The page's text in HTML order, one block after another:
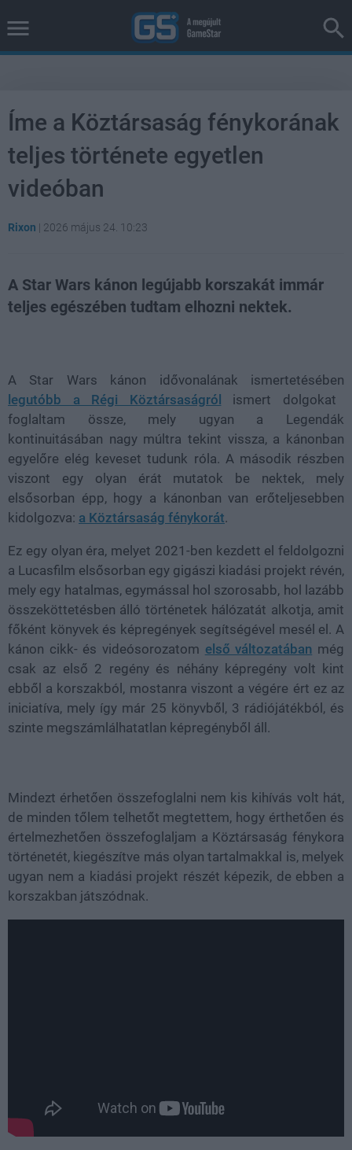
Íme a Köztársaság fénykorának
teljes története egyetlen
videóban
Rixon | 2026 május 24. 10:23
A Star Wars kánon legújabb korszakát immár
teljes egészében tudtam elhozni nektek.
A Star Wars kánon idővonalának ismertetésében
legutóbb a Régi Köztársaságról
ismert dolgokat
foglaltam össze, mely ugyan a Legendák
kontinuitásában nagy múltra tekint vissza, a kánonban
egyelőre elég keveset tudunk róla. A második részben
viszont egy olyan érát mutatok be nektek, mely
elsősorban épp, hogy a kánonban van erőteljesebben
kidolgozva: a Köztársaság fénykorát.
Ez egy olyan éra, melyet 2021-ben kezdett el feldolgozni
a Lucasfilm elsősorban egy gigászi kiadási projekt révén,
mely egy hatalmas, egymással hol szorosabb, hol lazább
összeköttetésben álló történetek hálózatát alkotja, amit
főként könyvek és képregények segítségével mesél el. A
kánon cikk- és videósorozatom első változatában még
csak az első 2 regény és néhány képregény volt kint
ebből a korszakból, mostanra viszont a végére ért ez az
iniciatíva, mely így már 25 könyvből, 3 rádiójátékból, és
szinte megszámlálhatatlan képregényből áll.
Mindezt érhetően összefoglalni nem kis kihívás volt hát,
de minden tőlem telhetőt megtettem, hogy érthetően és
értelmezhetően összefoglaljam a Köztársaság fénykora
történetét, kiegészítve más olyan tartalmakkal is, melyek
ugyan nem a kiadási projekt részét képezik, de ebben a
korszakban játszódnak.